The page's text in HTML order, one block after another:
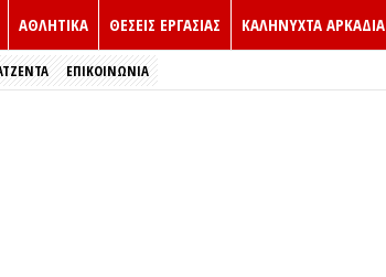
ΑΘΛΗΤΙΚΑ ΘΕΣΕΙΣ ΕΡΓΑΣΙΑΣ ΚΑΛΗΝΥΧΤΑ ΑΡΚΑΔΙΑ
ΕΠΙΚΟΙΝΩΝΙΑ